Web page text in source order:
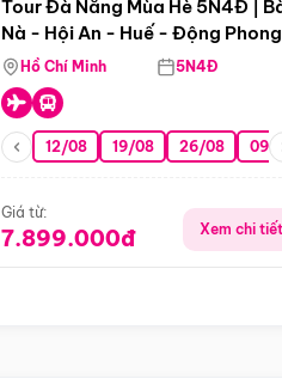
Tour Đà Nẵng Mùa Hè 5N4Đ |
Nà - Hội An - Huế - Động Phong
NhaHồ Chí Minh 5N4Đ
12/08 19/08 26/08 09/
Giá từ:
7.899.000đ Xem chi tiết